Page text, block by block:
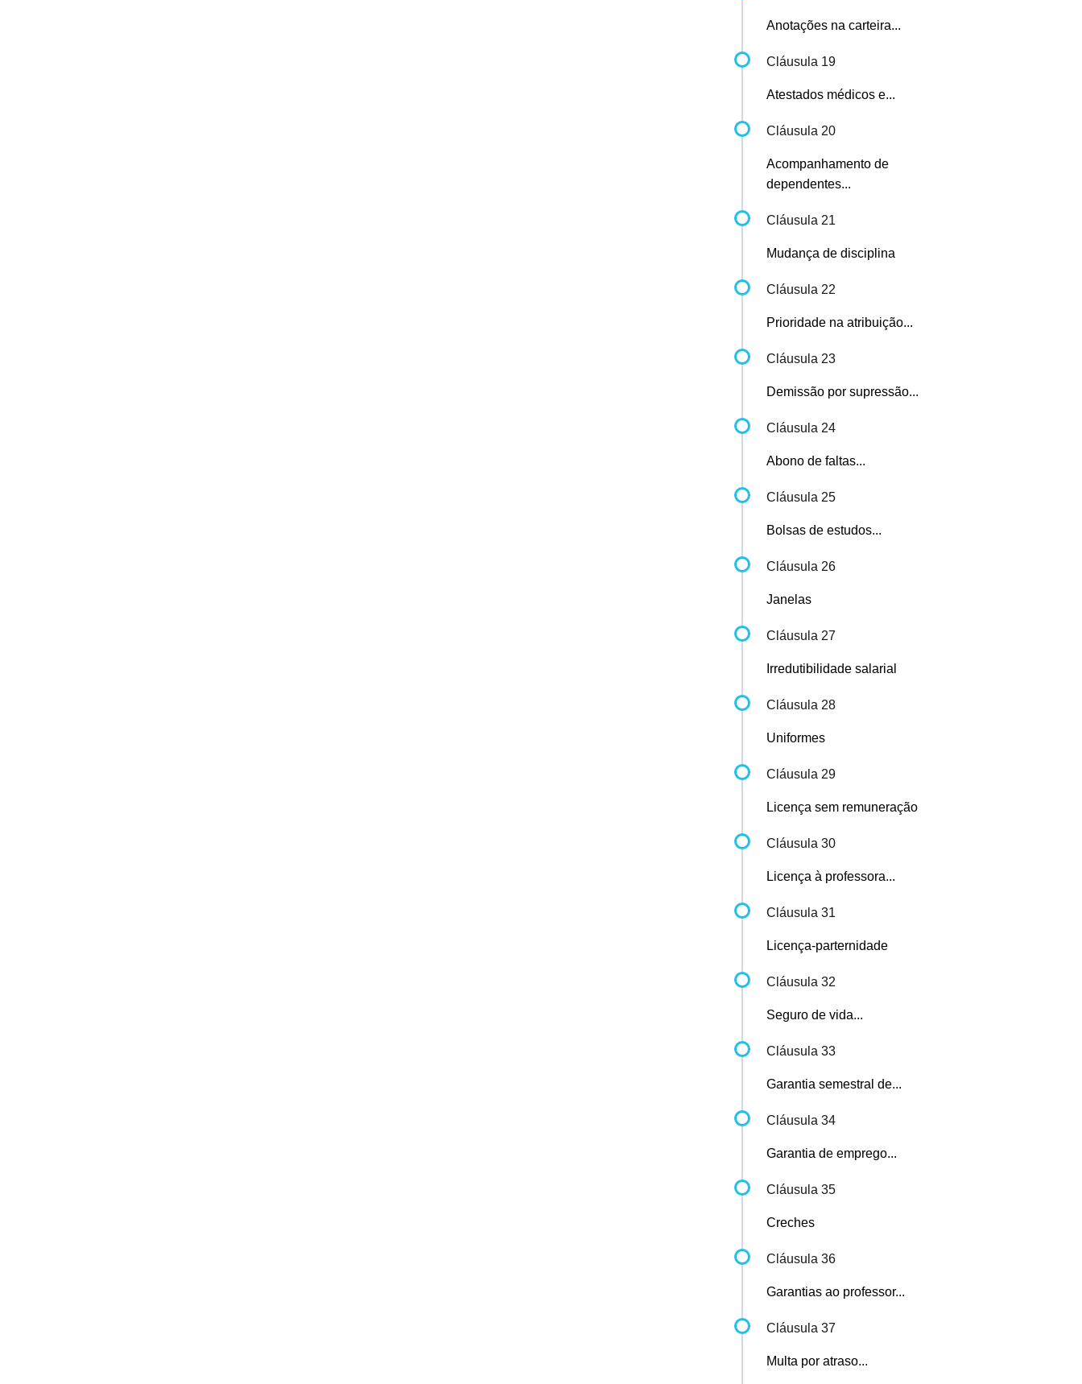
Anotações na carteira...
Cláusula 19
Atestados médicos e...
Cláusula 20
Acompanhamento de
dependentes...
Cláusula 21
Mudança de disciplina
Cláusula 22
Prioridade na atribuição...
Cláusula 23
Demissão por supressão...
Cláusula 24
Abono de faltas...
Cláusula 25
Bolsas de estudos...
Cláusula 26
Janelas
Cláusula 27
Irredutibilidade salarial
Cláusula 28
Uniformes
Cláusula 29
Licença sem remuneração
Cláusula 30
Licença à professora...
Cláusula 31
Licença-parternidade
Cláusula 32
Seguro de vida...
Cláusula 33
Garantia semestral de...
Cláusula 34
Garantia de emprego...
Cláusula 35
Creches
Cláusula 36
Garantias ao professor...
Cláusula 37
Multa por atraso...